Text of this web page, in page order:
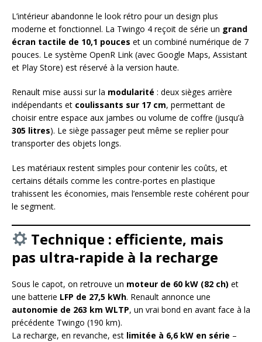
L’intérieur abandonne le look rétro pour un design plus
moderne et fonctionnel. La Twingo 4 reçoit de série un grand
écran tactile de 10,1 pouces et un combiné numérique de 7
pouces. Le système OpenR Link (avec Google Maps, Assistant
et Play Store) est réservé à la version haute.
Renault mise aussi sur la modularité : deux sièges arrière
indépendants et coulissants sur 17 cm, permettant de
choisir entre espace aux jambes ou volume de coffre (jusqu’à
305 litres). Le siège passager peut même se replier pour
transporter des objets longs.
Les matériaux restent simples pour contenir les coûts, et
certains détails comme les contre-portes en plastique
trahissent les économies, mais l’ensemble reste cohérent pour
le segment.
Technique : efficiente, mais
pas ultra-rapide à la recharge
Sous le capot, on retrouve un moteur de 60 kW (82 ch) et
une batterie LFP de 27,5 kWh. Renault annonce une
autonomie de 263 km WLTP, un vrai bond en avant face à la
précédente Twingo (190 km).
La recharge, en revanche, est limitée à 6,6 kW en série –